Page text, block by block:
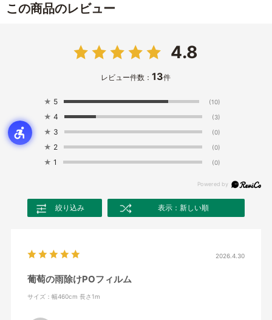
この商品のレビュー
4.8
レビュー件数：13件
★ 5 (10)
★ 4 (3)
★ 3 (0)
★ 2 (0)
★ 1 (0)
絞り込み 表示：新しい順
2026.4.30
葡萄の雨除けPOフィルム
サイズ：幅460cm 長さ1m